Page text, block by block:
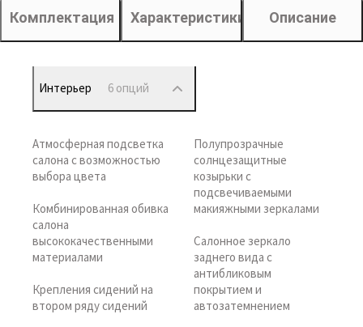
Комплектация Характеристики Описание
Интерьер 6 опций
Атмосферная подсветка
салона с возможностью
выбора цвета
Комбинированная обивка
салона
высококачественными
материалами
Крепления сидений на
втором ряду сидений
Полупрозрачные
солнцезащитные
козырьки с
подсвечиваемыми
макияжными зеркалами
Салонное зеркало
заднего вида с
антибликовым
покрытием и
автозатемнением